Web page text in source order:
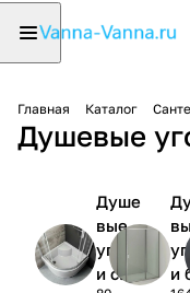
Главная Каталог
Душевые
Душе
вые
уголк
и с
и